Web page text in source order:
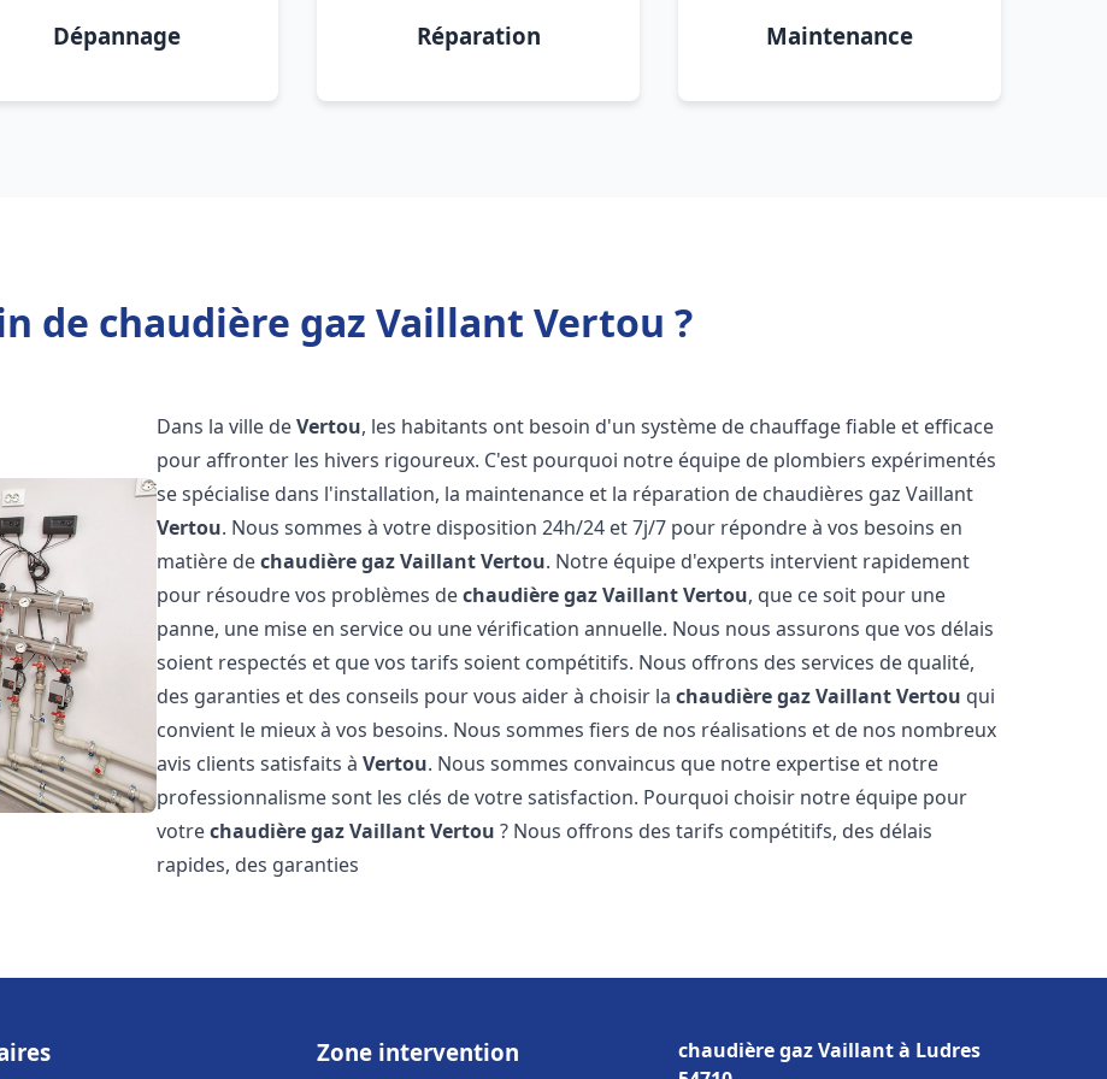
Dépannage Réparation Maintenance
de chaudière gaz Vaillant Vertou ?
Dans la ville deVertou, les habitants ont besoin d'un système de chauffage fiable et efficace
pour affronter les hivers rigoureux. C'est pourquoi notre équipe de plombiers expérimentés
se spécialise dans l'installation, la maintenance et la réparation de chaudières gaz Vaillant
Vertou. Nous sommes à votre disposition 24h/24 et 7j/7 pour répondre à vos besoins en
matière dechaudière gaz VaillantVertou. Notre équipe d'experts intervient rapidement
pour résoudre vos problèmes dechaudière gaz VaillantVertou, que ce soit pour une
panne, une mise en service ou une vérification annuelle. Nous nous assurons que vos délais
soient respectés et que vos tarifs soient compétitifs. Nous offrons des services de qualité,
des garanties et des conseils pour vous aider à choisir lachaudière gaz VaillantVertou qui
convient le mieux à vos besoins. Nous sommes fiers de nos réalisations et de nos nombreux
avis clients satisfaits àVertou. Nous sommes convaincus que notre expertise et notre
professionnalisme sont les clés de votre satisfaction. Pourquoi choisir notre équipe pour
votrechaudière gaz VaillantVertou ? Nous offrons des tarifs compétitifs, des délais
rapides, des garanties
Zone intervention
chaudière gaz Vaillant à Ludres